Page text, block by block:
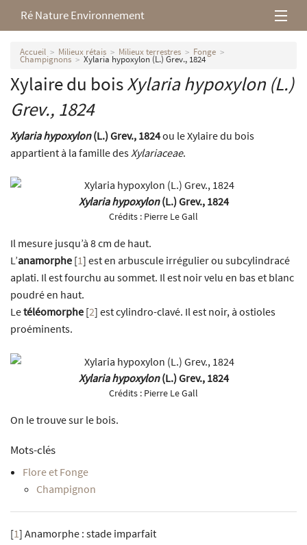
Ré Nature Environnement
L’association
Milieux rétais
Nos parutions
Accueil Milieux rétais Milieux terrestres Fonge
Champignons Xylaria hypoxylon (L.) Grev., 1824
Xylaire du boisXylaria hypoxylon (L.)
Grev., 1824
Xylaria hypoxylon(L.) Grev., 1824ou le Xylaire du bois
appartient à la famille desXylariaceae.
Xylaria hypoxylon(L.) Grev., 1824
Crédits : Pierre Le Gall
Il mesure jusqu’à 8 cm de haut.
L’anamorphe [1] est en arbuscule irrégulier ou subcylindracé
aplati. Il est fourchu au sommet. Il est noir velu en bas et blanc
poudré en haut.
Letéléomorphe [2] est cylindro-clavé. Il est noir, à ostioles
proéminents.
Xylaria hypoxylon(L.) Grev., 1824
Crédits : Pierre Le Gall
On le trouve sur le bois.
Mots-clés
Flore et Fonge
Champignon
[1] Anamorphe : stade imparfait